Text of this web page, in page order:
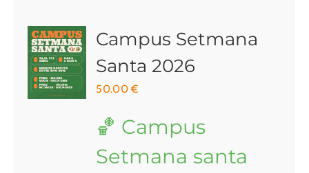
Campus Setmana
Santa 2026
50.00€
🏀 Campus
Setmana santa